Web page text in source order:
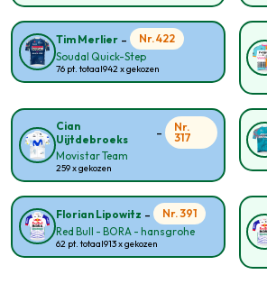
Tim Merlier-
Nr. 422
Soudal Quick-Step
76 pt. totaal942 x gekozen
Cian
Uijtdebroeks
-
Nr.
317
Movistar Team
259 x gekozen
Florian Lipowitz -
Nr. 391
Red Bull - BORA - hansgrohe
62 pt. totaal913 x gekozen